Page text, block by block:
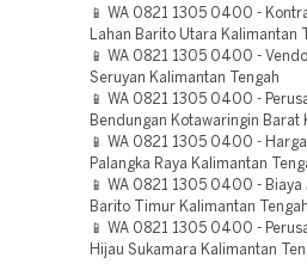
📱 WA 0821 1305 0400 -
Lahan Barito Utara Kalimantan
📱 WA 0821 1305 0400 -
Seruyan Kalimantan Tengah
📱 WA 0821 1305 0400 -
Bendungan Kotawaringin Barat
📱 WA 0821 1305 0400 -
Palangka Raya Kalimantan
📱 WA 0821 1305 0400 -
Barito Timur Kalimantan Tengah
📱 WA 0821 1305 0400 -
Hijau Sukamara Kalimantan